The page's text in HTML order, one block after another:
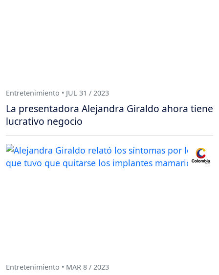
Entretenimiento • JUL 31 / 2023
La presentadora Alejandra Giraldo ahora tiene
lucrativo negocio
Entretenimiento • MAR 8 / 2023